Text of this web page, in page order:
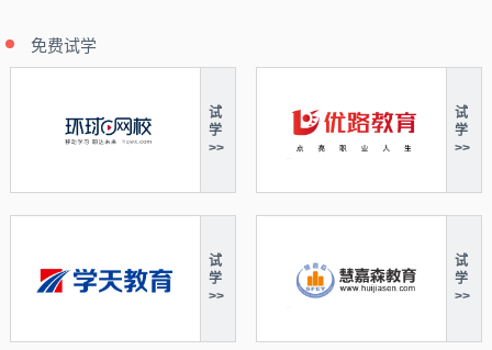
免费试学
试
学
>>
试
学
>>
试
学
>>
试
学
>>